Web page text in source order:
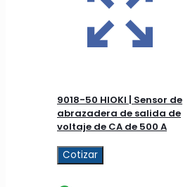
9018-50 HIOKI | Sensor de
abrazadera de salida de
voltaje de CA de 500 A
Cotizar